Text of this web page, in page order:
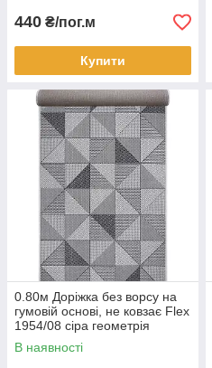
440 ₴/пог.м
Купити
0.80м Доріжка без ворсу на
гумовій основі, не ковзає Flex
1954/08 сіра геометрія
В наявності